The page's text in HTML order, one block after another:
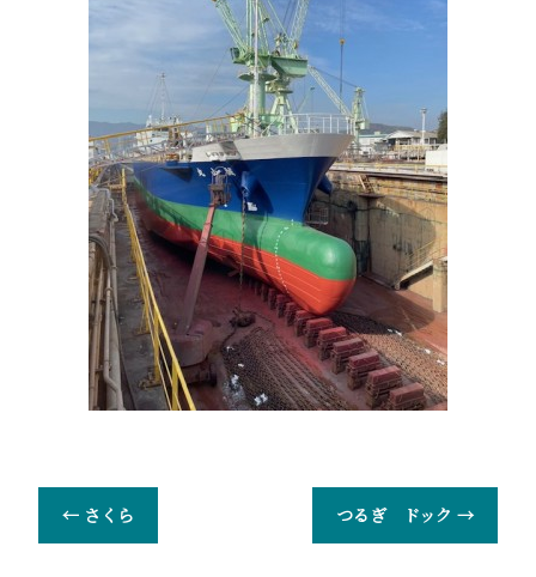
← さくら つるぎ ドック →